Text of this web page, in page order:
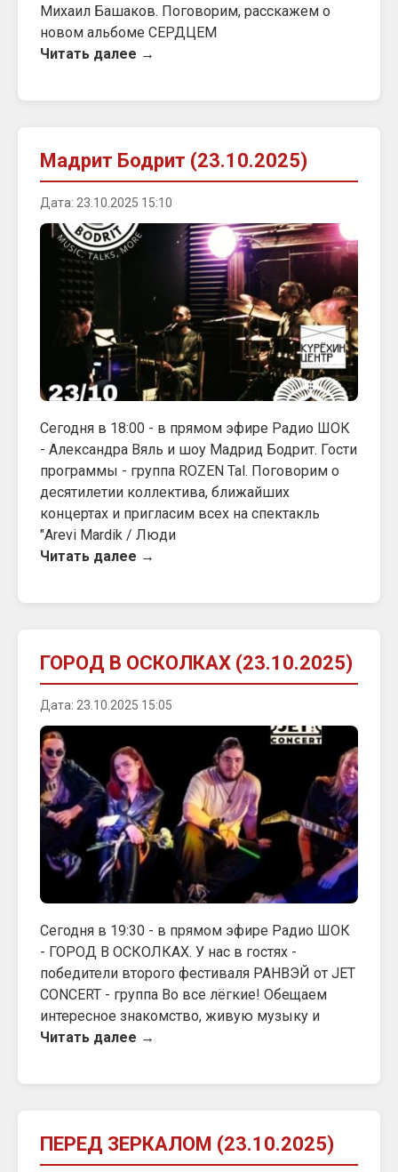
Михаил Башаков. Поговорим, расскажем о
новом альбоме СЕРДЦЕМ
Читать далее →
Мадрит Бодрит (23.10.2025)
Дата: 23.10.2025 15:10
Сегодня в 18:00 - в прямом эфире Радио ШОК
- Александра Вяль и шоу Мадрид Бодрит. Гости
программы - группа ROZEN Tal. Поговорим о
десятилетии коллектива, ближайших
концертах и пригласим всех на спектакль
"Arevi Mardik / Люди
Читать далее →
ГОРОД В ОСКОЛКАХ (23.10.2025)
Дата: 23.10.2025 15:05
Сегодня в 19:30 - в прямом эфире Радио ШОК
- ГОРОД В ОСКОЛКАХ. У нас в гостях -
победители второго фестиваля РАНВЭЙ от JET
CONCERT - группа Во все лёгкие! Обещаем
интересное знакомство, живую музыку и
Читать далее →
ПЕРЕД ЗЕРКАЛОМ (23.10.2025)